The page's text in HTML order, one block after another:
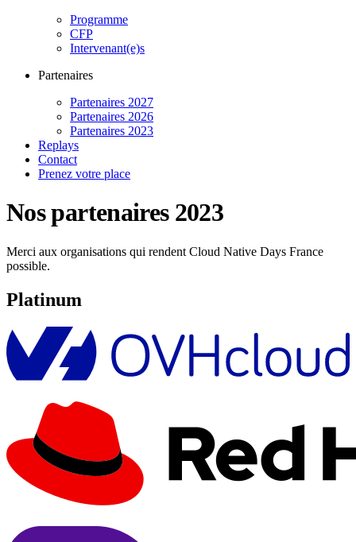
Programme
CFP
Intervenant(e)s
Partenaires
Partenaires 2027
Partenaires 2026
Partenaires 2023
Replays
Contact
Prenez votre place
Nos partenaires 2023
Merci aux organisations qui rendent Cloud Native Days France
possible.
Platinum